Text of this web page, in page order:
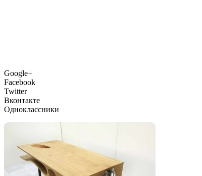
Google+
Facebook
Twitter
Вконтакте
Одноклассники